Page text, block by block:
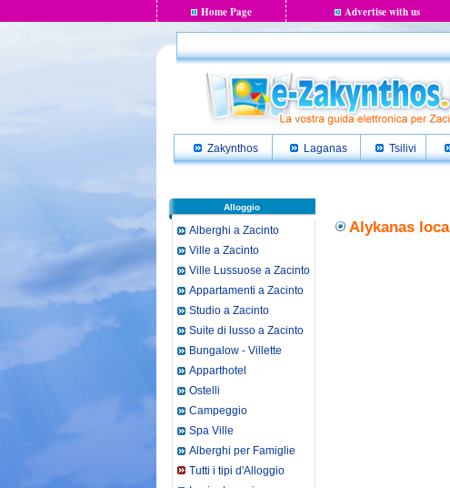
Home Page Advertise with us
Zakynthos Laganas Tsilivi
Alloggio
Alberghi a Zacinto
Ville a Zacinto
Ville Lussuose a Zacinto
Appartamenti a Zacinto
Studio a Zacinto
Suite di lusso a Zacinto
Bungalow - Villette
Apparthotel
Ostelli
Campeggio
Spa Ville
Alberghi per Famiglie
Tutti i tipi d'Alloggio
Alykanas